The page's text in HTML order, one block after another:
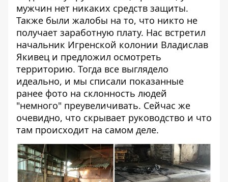
мужчин нет никаких средств защиты.
Также были жалобы на то, что никто не
получает заработную плату. Нас встретил
начальник Игренской колонии Владислав
Якивец и предложил осмотреть
территорию. Тогда все выглядело
идеально, и мы списали показанные
ранее фото на склонность людей
"немного" преувеличивать. Сейчас же
очевидно, что скрывает руководство и что
там происходит на самом деле.